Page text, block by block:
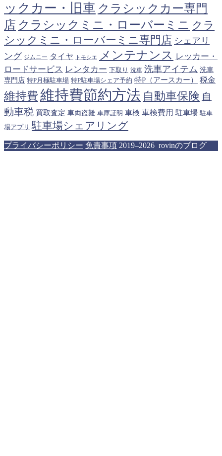
ックカー・旧車 クラシックカー専門
店 クラシックミニ・ローバーミニ クラ
シックミニ・ローバーミニ専門店 シェアリ
ング ジムニー タイヤ トモシエ メンテナンス レッカー・
ロードサービス レンタカー 下取り 洗車 洗車アイテム 洗車
専門店 特P月極駐車場 特P駐車場シェア予約 特P（アースカー） 税金
維持費 維持費節約方法 自動車保険 自
動車税 買取査定 車両盗難 車庫証明 車検 車検費用 駐車場 駐車
場アプリ 駐車場シェアリング
プライバシーポリシー 免責事項 2019–2026 rovinのブログ